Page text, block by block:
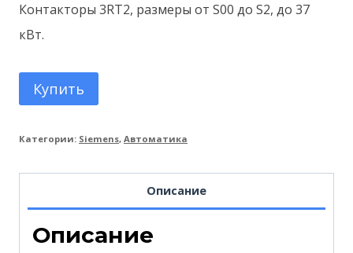
Контакторы 3RT2, размеры от S00 до S2, до 37
кВт.
Купить
Категории: Siemens, Автоматика
Описание
Описание